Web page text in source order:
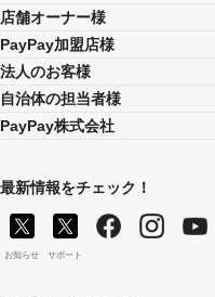
店舗オーナー様
PayPay加盟店様
法人のお客様
自治体の担当者様
PayPay株式会社
最新情報をチェック！
お知らせ サポート